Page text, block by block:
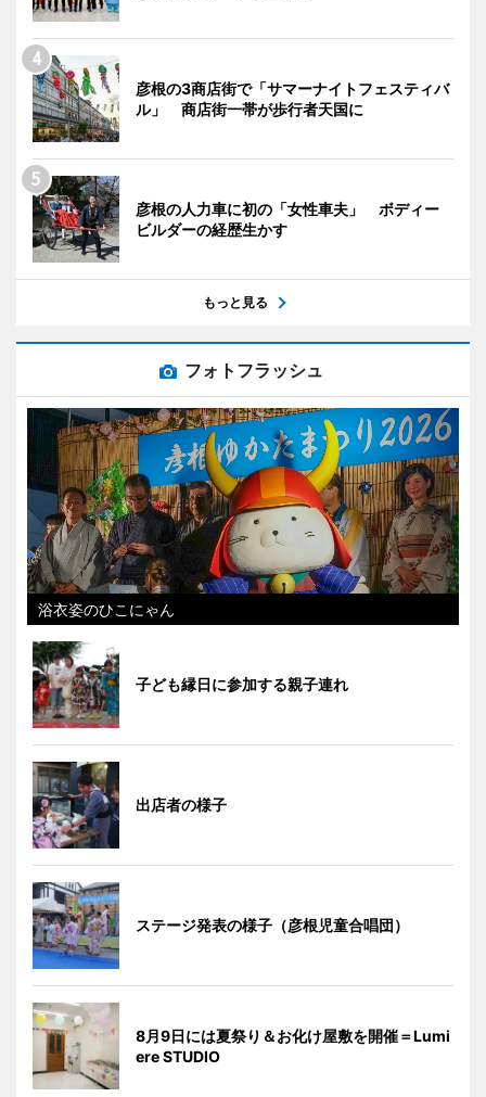
彦根の3商店街で「サマーナイトフェスティバ
ル」 商店街一帯が歩行者天国に
彦根の人力車に初の「女性車夫」 ボディー
ビルダーの経歴生かす
もっと見る
フォトフラッシュ
浴衣姿のひこにゃん
子ども縁日に参加する親子連れ
出店者の様子
ステージ発表の様子（彦根児童合唱団）
8月9日には夏祭り＆お化け屋敷を開催＝Lumi
ere STUDIO